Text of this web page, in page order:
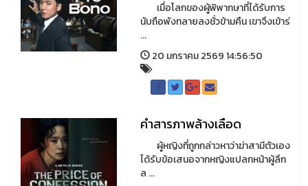
เมื่อโลกของผู้พิพากษาที่ได้รับการ
นับถือพังทลายลงชั่วข้ามคืน เขาจึงเข้าร่
...
20 มกราคม 2569 14:56:50
คำสารภาพล้างเลือด
ผู้หญิงที่ถูกกล่าวหาว่าฆ่าสามีตัวเอง
ได้รับข้อเสนอจากหญิงแปลกหน้าผู้ลึก
ล ...